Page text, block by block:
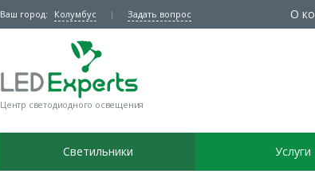
Ваш город: Колумбус Задать вопрос О
Центр светодиодного освещения
Светильники Услуги